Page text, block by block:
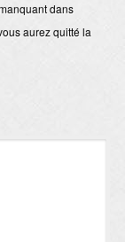
dans
aurez quitté la